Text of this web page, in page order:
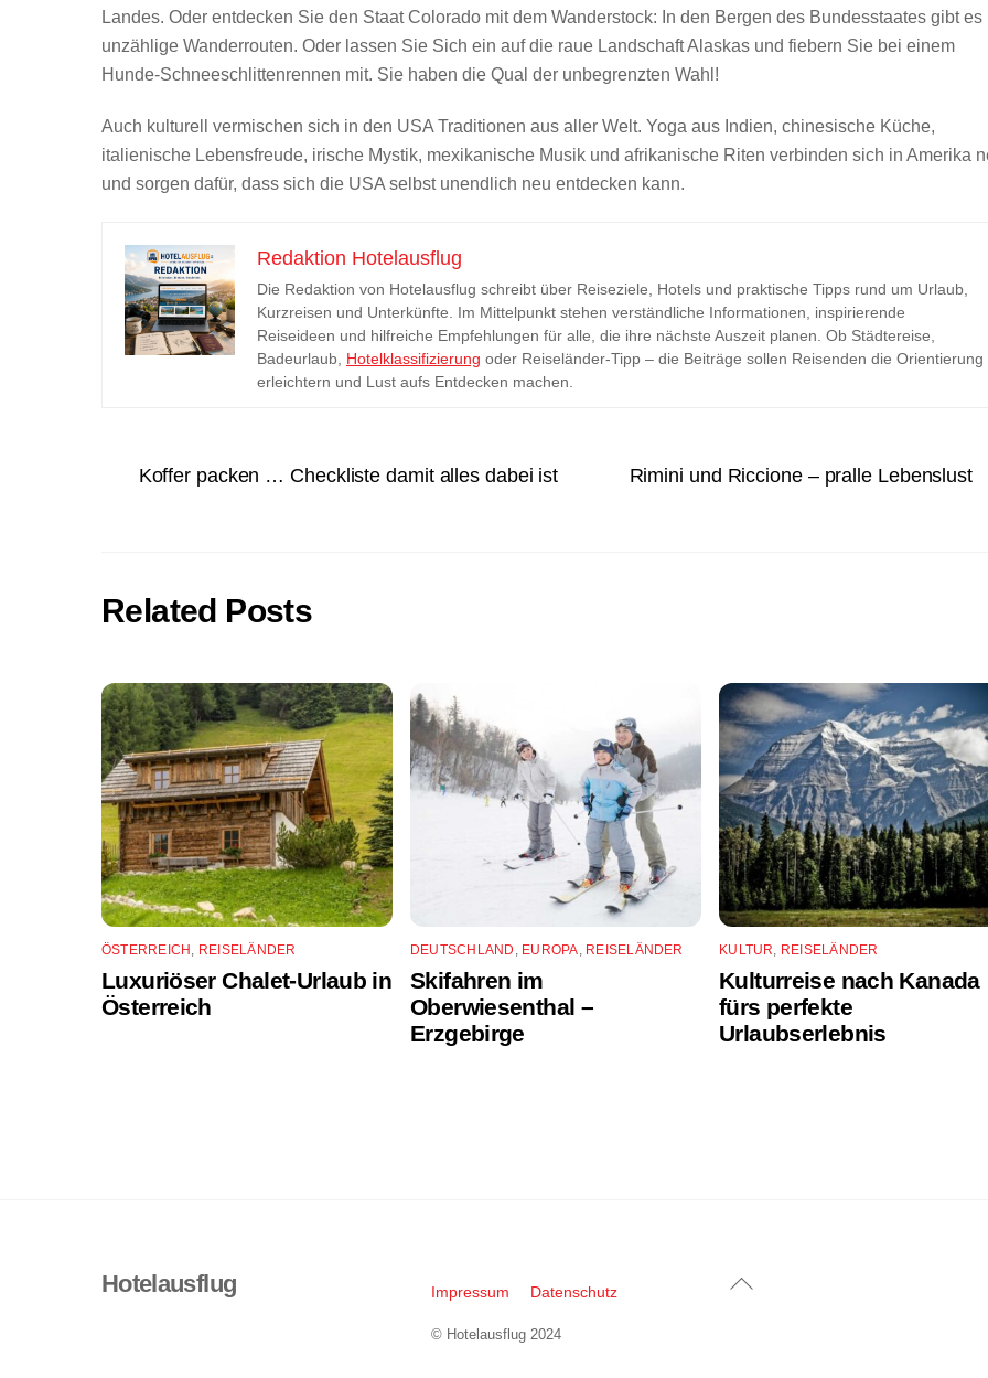
Landes. Oder entdecken Sie den Staat Colorado mit dem Wanderstock: In den Bergen des Bundesstaates gibt es
unzählige Wanderrouten. Oder lassen Sie Sich ein auf die raue Landschaft Alaskas und fiebern Sie bei einem
Hunde-Schneeschlittenrennen mit. Sie haben die Qual der unbegrenzten Wahl!
Auch kulturell vermischen sich in den USA Traditionen aus aller Welt. Yoga aus Indien, chinesische Küche,
italienische Lebensfreude, irische Mystik, mexikanische Musik und afrikanische Riten verbinden sich in Amerika
und sorgen dafür, dass sich die USA selbst unendlich neu entdecken kann.
Redaktion Hotelausflug
Die Redaktion von Hotelausflug schreibt über Reiseziele, Hotels und praktische Tipps rund um Urlaub,
Kurzreisen und Unterkünfte. Im Mittelpunkt stehen verständliche Informationen, inspirierende
Reiseideen und hilfreiche Empfehlungen für alle, die ihre nächste Auszeit planen. Ob Städtereise,
Badeurlaub, Hotelklassifizierung oder Reiseländer-Tipp – die Beiträge sollen Reisenden die Orientierung
erleichtern und Lust aufs Entdecken machen.
Koffer packen … Checkliste damit alles dabei ist Rimini und Riccione – pralle Lebenslust
Related Posts
ÖSTERREICH , REISELÄNDER
Luxuriöser Chalet-Urlaub in
Österreich
DEUTSCHLAND , EUROPA, REISELÄNDER
Skifahren im
Oberwiesenthal –
Erzgebirge
KULTUR, REISELÄNDER
Kulturreise nach Kanada
fürs perfekte
Urlaubserlebnis
Back
Hotelausflug Impressum Datenschutz
© Hotelausflug 2024